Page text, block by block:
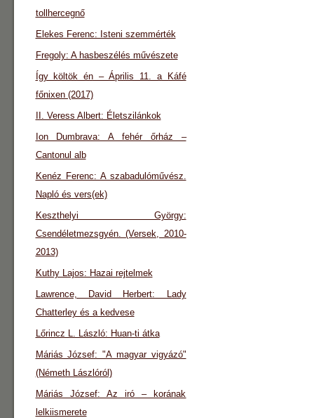
tollhercegnő
Elekes Ferenc: Isteni szemmérték
Fregoly: A hasbeszélés művészete
Így költök én – Április 11. a Káfé
főnixen (2017)
II. Veress Albert: Életszilánkok
Ion Dumbrava: A fehér őrház –
Cantonul alb
Kenéz Ferenc: A szabadulóművész.
Napló és vers(ek)
Keszthelyi György:
Csendéletmezsgyén. (Versek, 2010-
2013)
Kuthy Lajos: Hazai rejtelmek
Lawrence, David Herbert: Lady
Chatterley és a kedvese
Lőrincz L. László: Huan-ti átka
Máriás József: "A magyar vigyázó"
(Németh Lászlóról)
Máriás József: Az iró – korának
lelkiismerete